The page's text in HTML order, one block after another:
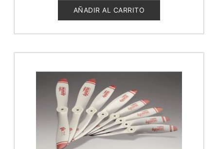
de
5
AÑADIR AL CARRITO